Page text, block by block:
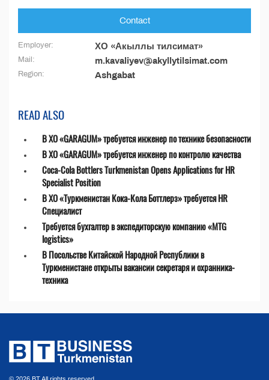
Contact
Employer: ХО «Акыллы тилсимат»
Mail: m.kavaliyev@akyllytilsimat.com
Region: Ashgabat
READ ALSO
В ХО «GARAGUM» требуется инженер по технике безопасности
В ХО «GARAGUM» требуется инженер по контролю качества
Coca-Cola Bottlers Turkmenistan Opens Applications for HR
Specialist Position
В ХО «Туркменистан Кока-Кола Боттлерз» требуется HR
Специалист
Требуется бухгалтер в экспедиторскую компанию «MTG
logistics»
В Посольстве Китайской Народной Республики в
Туркменистане открыты вакансии секретаря и охранника-
техника